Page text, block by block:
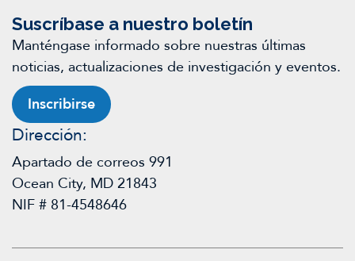
Suscríbase a nuestro boletín
Manténgase informado sobre nuestras últimas
noticias, actualizaciones de investigación y eventos.
Inscribirse
Dirección:
Apartado de correos 991
Ocean City, MD 21843
NIF # 81-4548646